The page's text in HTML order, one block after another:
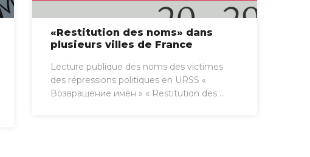
«Restitution des noms» dans
plusieurs villes de France
Lecture publique des noms des victimes
des répressions politiques en URSS «
Возвращение имён » « Restitution des ...